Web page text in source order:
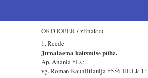
OKTOOBER / viinakuu
1. Reede
Jumalaema kaitsmise püha.
Ap. Anania †I s.;
vg. Roman Kauniltlaulja †556 HE Lk